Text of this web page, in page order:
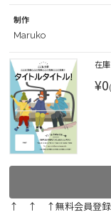
制作
Maruko
在
¥0
↑ ↑ ↑無料会員登録を